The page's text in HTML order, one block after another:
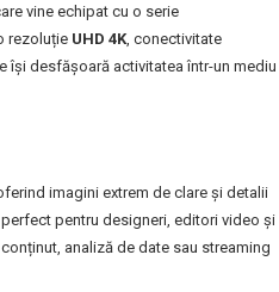
vine echipat cu o serie
rezoluție UHD 4K , conectivitate
își desfășoară activitatea într-un mediu
imagini extrem de clare și detalii
pentru designeri, editori video și
analiză de date sau streaming